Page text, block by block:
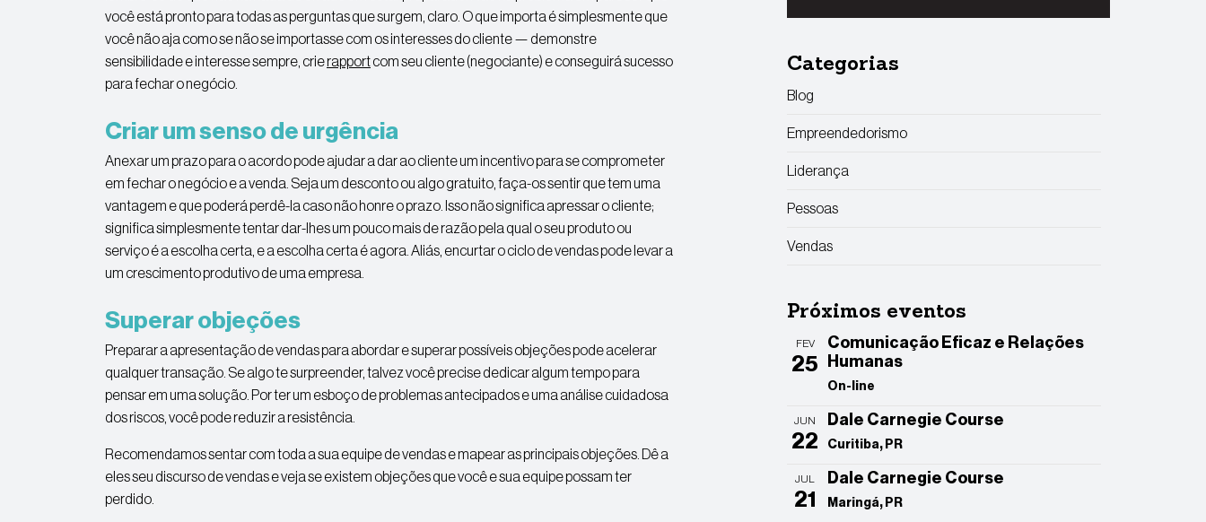
você está pronto para todas as perguntas que surgem, claro. O que importa é simplesmente que
você não aja como se não se importasse com os interesses do cliente — demonstre
sensibilidade e interesse sempre, crierapportcom seu cliente (negociante) e conseguirá sucesso
para fechar o negócio.
Criar um senso de urgência
Anexar um prazo para o acordo pode ajudar a dar ao cliente um incentivo para se comprometer
em fechar o negócio e a venda. Seja um desconto ou algo gratuito, faça-os sentir que tem uma
vantagem e que poderá perdê-la caso não honre o prazo. Isso não significa apressar o cliente;
significa simplesmente tentar dar-lhes um pouco mais de razão pela qual o seu produto ou
serviço é a escolha certa, e a escolha certa é agora. Aliás, encurtar o ciclo de vendas pode levar a
um crescimento produtivo de uma empresa.
Superar objeções
Preparar a apresentação de vendas para abordar e superar possíveis objeções pode acelerar
qualquer transação. Se algo te surpreender, talvez você precise dedicar algum tempo para
pensar em uma solução. Por ter um esboço de problemas antecipados e uma análise cuidadosa
dos riscos, você pode reduzir a resistência.
Recomendamos sentar com toda a sua equipe de vendas e mapear as principais objeções. Dê a
eles seu discurso de vendas e veja se existem objeções que você e sua equipe possam ter
perdido.
Categorias
Blog
Empreendedorismo
Liderança
Pessoas
Vendas
Próximos eventos
FEV
25
Comunicação Eficaz e Relações
Humanas
On-line
JUN
22
Dale Carnegie Course
Curitiba, PR
JUL
21
Dale Carnegie Course
Maringá, PR